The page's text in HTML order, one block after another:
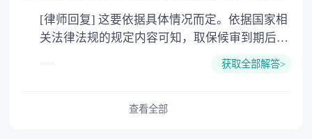
和消灭，经依法登记，发生效力；未经登记，不
发生效力，但是法律另有规定的除外。 依法
属于国家所有的自然资源，所有权可以不登记。
[律师回复] 这要依据具体情况而定。依据国家相
关法律法规的规定内容可知，取保候审到期后，
如果解除取保候审措施的，不再追究当事人刑事
代表案件终结。法律依据：《中华人民共和国出
获取全部解答>
查看全部